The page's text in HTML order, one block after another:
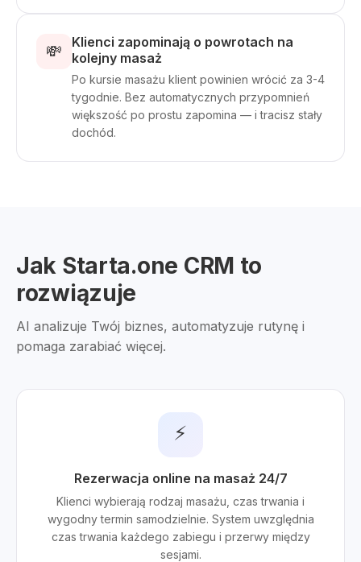
💸
Klienci zapominają o powrotach na
kolejny masaż
Po kursie masażu klient powinien wrócić za 3-4
tygodnie. Bez automatycznych przypomnień
większość po prostu zapomina — i tracisz stały
dochód.
Jak Starta.one CRM to
rozwiązuje
AI analizuje Twój biznes, automatyzuje rutynę i
pomaga zarabiać więcej.
⚡
Rezerwacja online na masaż 24/7
Klienci wybierają rodzaj masażu, czas trwania i
wygodny termin samodzielnie. System uwzględnia
czas trwania każdego zabiegu i przerwy między
sesjami.